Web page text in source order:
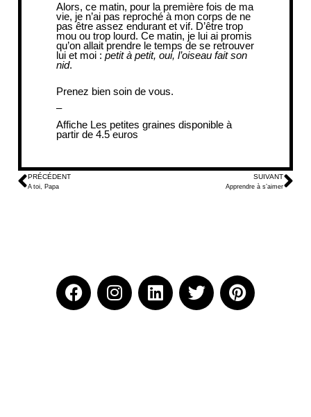
Alors, ce matin, pour la première fois de ma
vie, je n’ai pas reproché à mon corps de ne
pas être assez endurant et vif. D’être trop
mou ou trop lourd. Ce matin, je lui ai promis
qu’on allait prendre le temps de se retrouver
lui et moi : petit à petit, oui, l’oiseau fait son
nid.
Prenez bien soin de vous.
–
Affiche Les petites graines disponible à
partir de 4.5 euros
PRÉCÉDENT
A toi, Papa
SUIVANT
Apprendre à s’aimer